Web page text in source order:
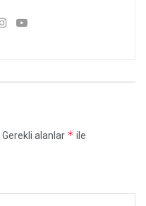
Gerekli alanlar * ile